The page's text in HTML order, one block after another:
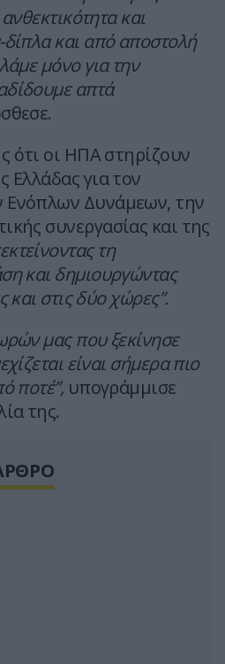
και
και από αποστολή
μόνο για την
απτά
ότι οι ΗΠΑ στηρίζουν
Ελλάδας για τον
Ενόπλων Δυνάμεων, την
συνεργασίας και της
τη
και δημιουργώντας
και στις δύο χώρες”.
μας που ξεκίνησε
είναι σήμερα πιο
ποτέ”, υπογράμμισε
της.